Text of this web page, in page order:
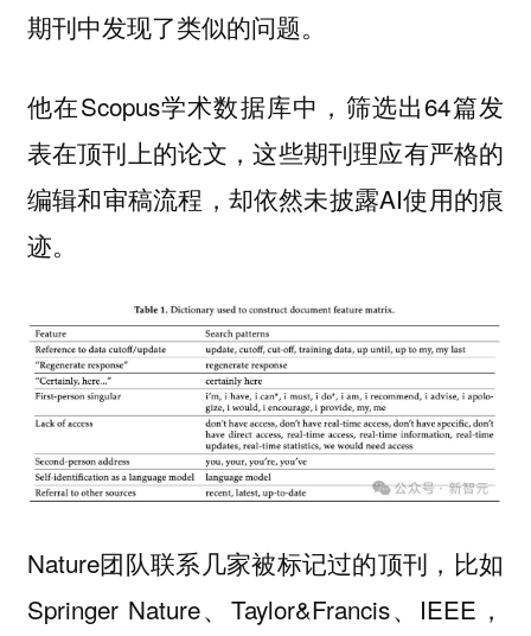
期刊中发现了类似的问题。
他在Scopus学术数据库中，筛选出64篇发
表在顶刊上的论文，这些期刊理应有严格的
编辑和审稿流程，却依然未披露AI使用的痕
迹。
Nature团队联系几家被标记过的顶刊，比如
Springer Nature、Taylor&Francis、IEEE，